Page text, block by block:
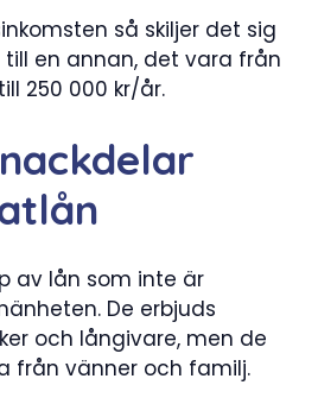
så skiljer det sig
en annan, det vara från
250 000 kr/år.
av lån som inte är
De erbjuds
och långivare, men de
från vänner och familj.